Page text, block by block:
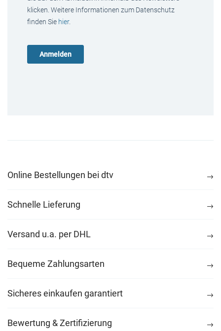
klicken. Weitere Informationen zum Datenschutz
finden Sie hier.
Online Bestellungen bei dtv
Schnelle Lieferung
Versand u.a. per DHL
Bequeme Zahlungsarten
Sicheres einkaufen garantiert
Bewertung & Zertifizierung